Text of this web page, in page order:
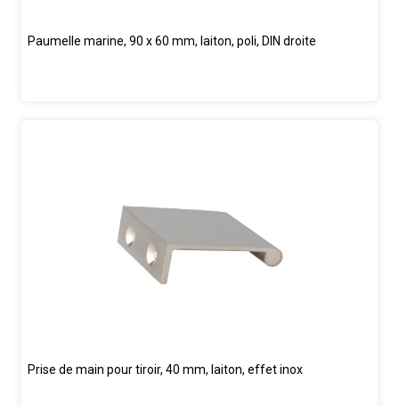
Paumelle marine, 90 x 60 mm, laiton, poli, DIN droite
Prise de main pour tiroir, 40 mm, laiton, effet inox